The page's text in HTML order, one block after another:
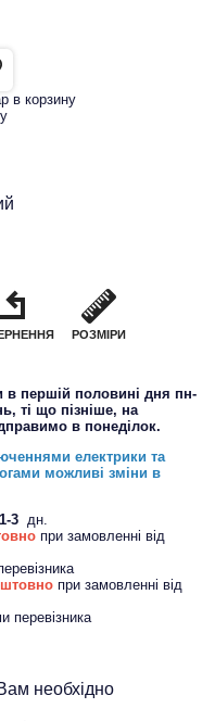
в корзину
РОЗМІРИ
в першій половині дня пн-
ті що пізніше, на
в понеділок.
електрики та
можливі зміни в
1-3 дн.
при замовленні від
при замовленні від
перевізника
необхідно